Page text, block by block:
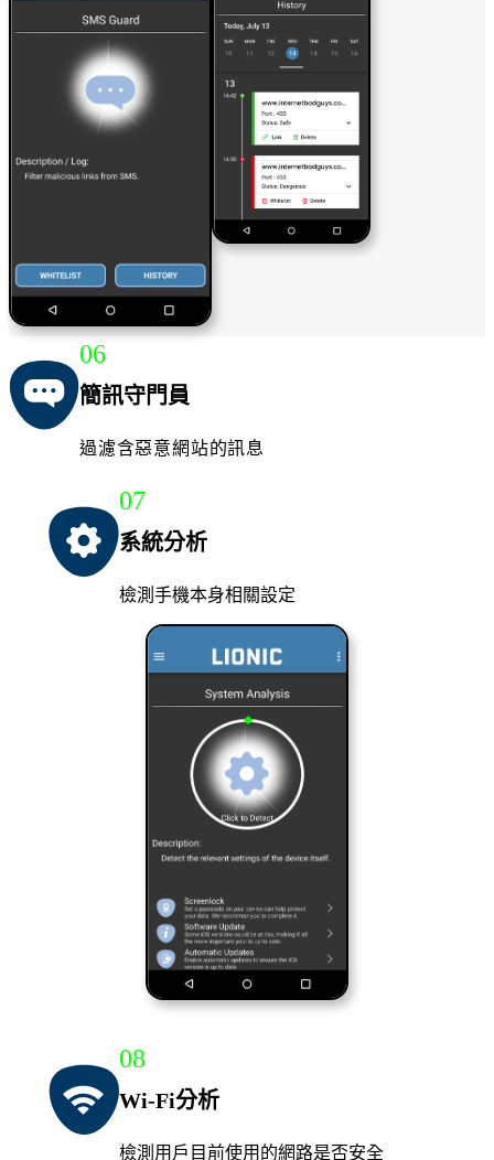
06
簡訊守門員
過濾含惡意網站的訊息
07
系統分析
檢測手機本身相關設定
08
Wi-Fi分析
檢測用戶目前使用的網路是否安全